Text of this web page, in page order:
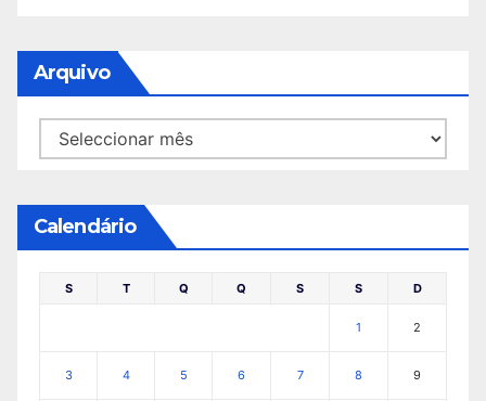
Arquivo
Arquivo
Calendário
S T Q Q S S D
1 2
3 4 5 6 7 8 9